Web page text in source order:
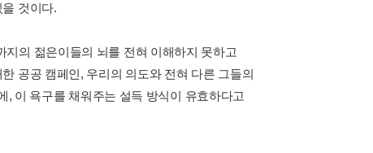
것이다.
의 젊은이들의 뇌를 전혀 이해하지 못하고
공공 캠페인, 우리의 의도와 전혀 다른 그들의
이 욕구를 채워주는 설득 방식이 유효하다고